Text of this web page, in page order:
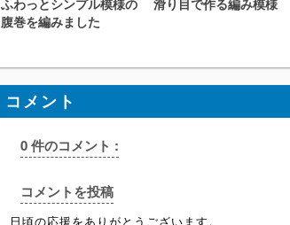
ふわっとシンプル模様の
腹巻を編みました
滑り目で作る編み模様
コメント
0 件のコメント :
コメントを投稿
日頃の応援をありがとうございます。